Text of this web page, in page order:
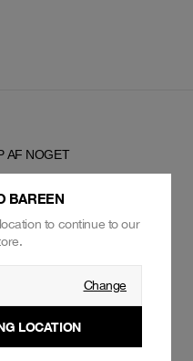
AF NOGET
OP
BAREEN
to continue to our
Change
LOCATION